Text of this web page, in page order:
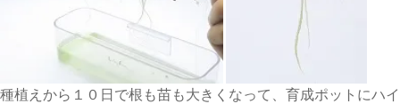
種植えから１０日で根も苗も大きくなって、育成ポットにハイ